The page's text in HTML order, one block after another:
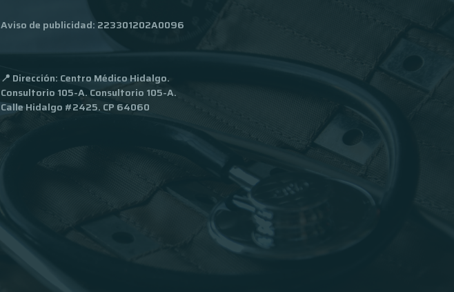
Aviso de publicidad: 223301202A0096
📍 Dirección: Centro Médico Hidalgo.
Consultorio 105-A. Consultorio 105-A.
Calle Hidalgo #2425. CP 64060